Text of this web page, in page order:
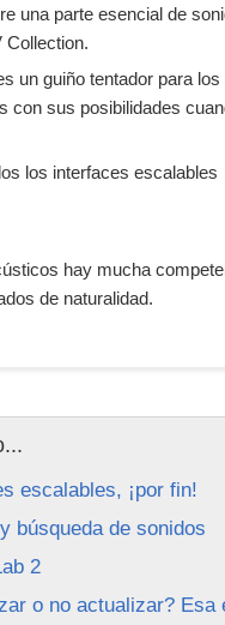
una parte esencial de
Collection.
un guiño tentador para
con sus posibilidades
los interfaces escalables
hay mucha
de naturalidad.
escalables, ¡por fin!
búsqueda de sonidos
2
o no actualizar? Esa